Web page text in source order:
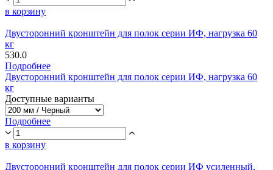
в корзину
Двусторонний кронштейн для полок серии ИФ, нагрузка 60
кг
530.0
Подробнее
Двусторонний кронштейн для полок серии ИФ, нагрузка 60
кг
Доступные варианты
Подробнее
в корзину
Двусторонний кронштейн для полок серии ИФ усиленный,